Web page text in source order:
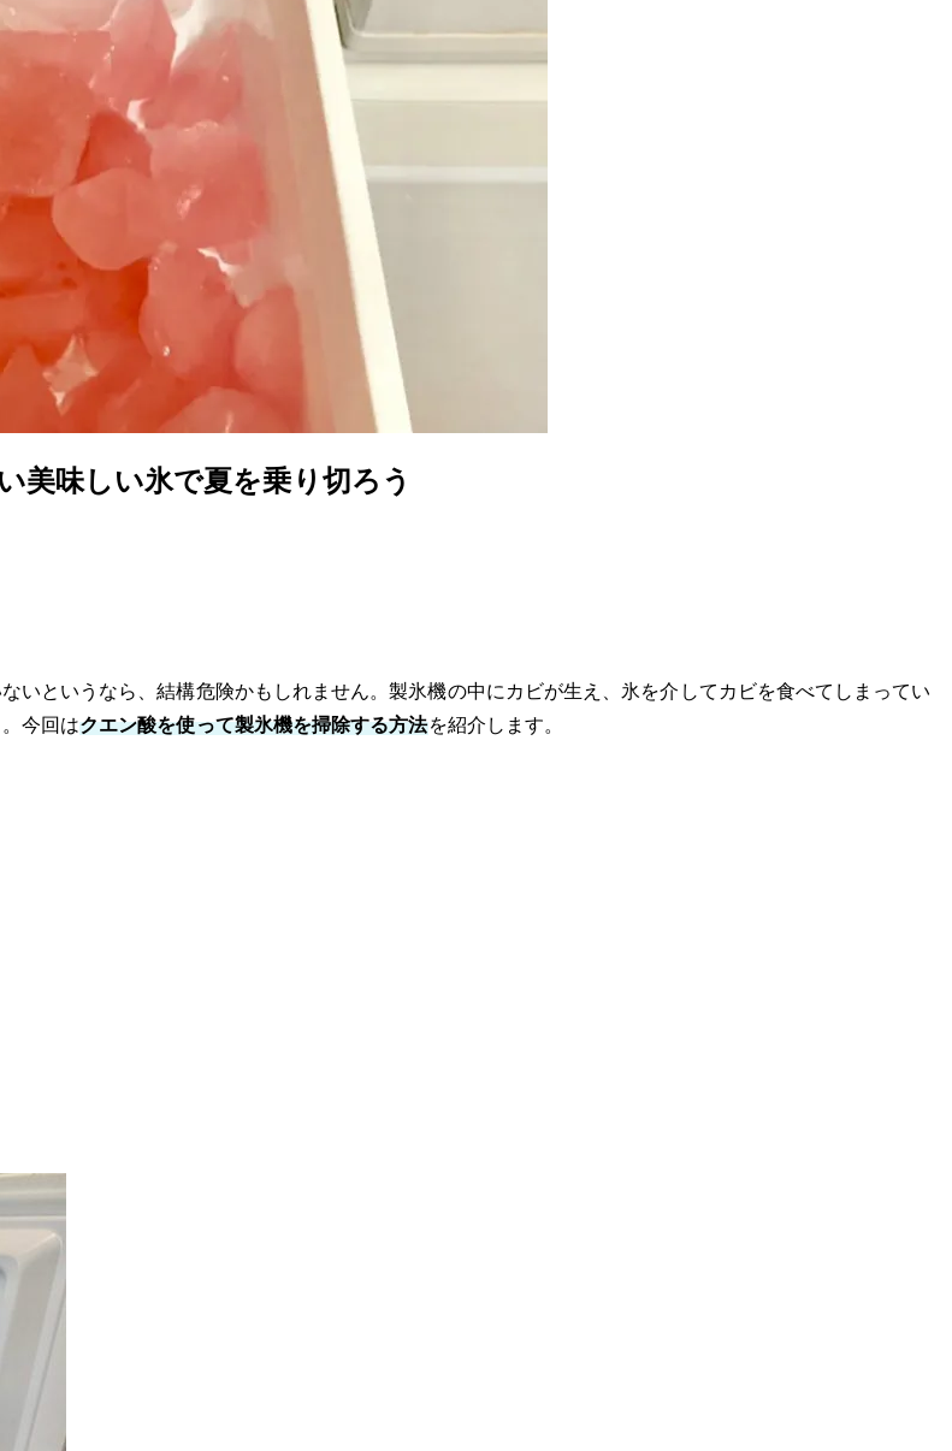
美味しい氷で夏を乗り切ろう
いというなら、結構危険かもしれません。製氷機の中にカビが生え、氷を介してカビを食べてしまってい
今回はクエン酸を使って製氷機を掃除する方法を紹介します。